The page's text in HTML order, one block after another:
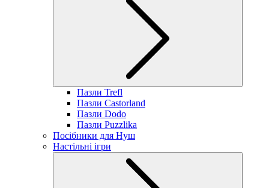
Пазли Trefl
Пазли Castorland
Пазли Dodo
Пазли Puzzlika
Посібники для Нуш
Настільні ігри